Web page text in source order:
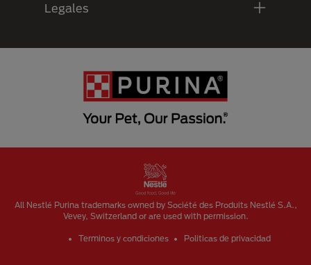
Legales
All Nestlé Purina trademarks owned by Société des Produits Nestlé S.A.,
Vevey, Switzerland or are used with permission.
Terminos y condiciones Politicas de privacidad